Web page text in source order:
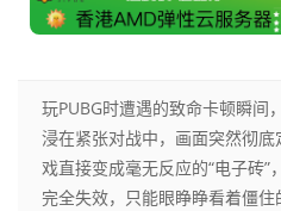
玩PUBG时遭遇的致命卡顿瞬间
浸在紧张对战中，画面突然彻
戏直接变成毫无反应的“电子砖
完全失效，只能眼睁睁看着僵